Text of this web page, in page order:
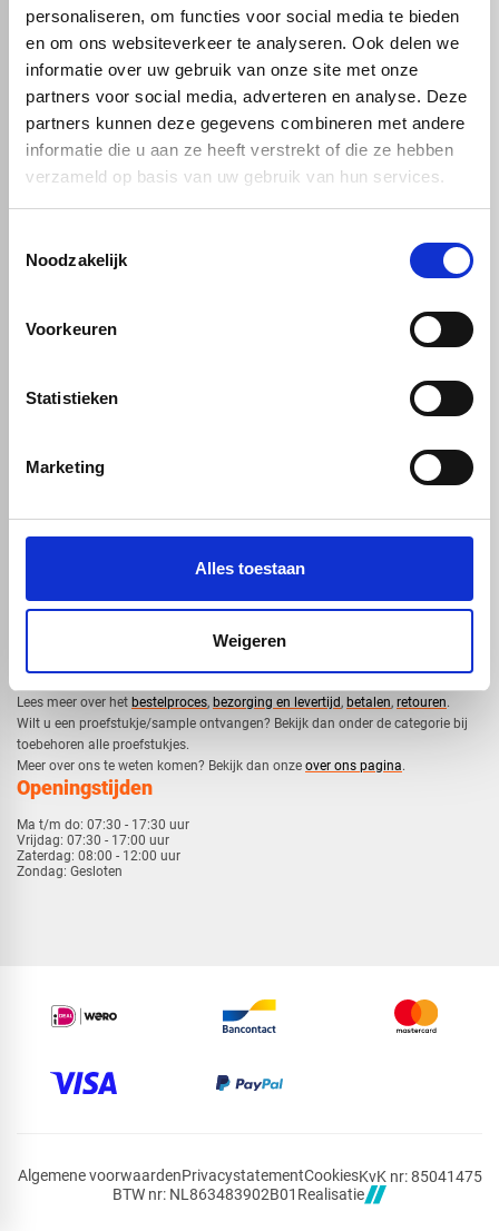
personaliseren, om functies voor social media te bieden
en om ons websiteverkeer te analyseren. Ook delen we
informatie over uw gebruik van onze site met onze
partners voor social media, adverteren en analyse. Deze
partners kunnen deze gegevens combineren met andere
informatie die u aan ze heeft verstrekt of die ze hebben
verzameld op basis van uw gebruik van hun services.
Noodzakelijk
Voorkeuren
Statistieken
Marketing
Alles toestaan
Weigeren
Kunststof
Gekleurd plexiglas
Polycarbonaat platen
Kunststof voorzetramen
Kunststof platen
Hard PVC plaat
HPL platen
Technische kunststoffen
HMPE plaat
Polypropyleen platen
Overig
Gevelbekleding
Sandwichpanelen
Hulp nodig?
​Lees meer over het bestelproces, bezorging en levertijd, betalen, retouren.​
​Wilt u een proefstukje/sample ontvangen? Bekijk dan onder de categorie bij
toebehoren alle proefstukjes.
​​Meer over ons te weten komen? Bekijk dan onze over ons pagina.
Openingstijden
Ma t/m do: 07:30 - 17:30 uur
Vrijdag: 07:30 - 17:00 uur
Zaterdag: 08:00 - 12:00 uur
Zondag: Gesloten
mail info@voskunststoffen.nl
Algemene voorwaardenPrivacystatementCookiesKvK nr: 85041475
BTW nr: NL863483902B01 Realisatie